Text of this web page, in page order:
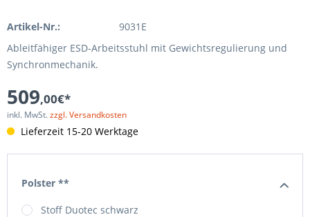
Artikel-Nr.:
9031E
Ableitfähiger ESD-Arbeitsstuhl mit Gewichtsregulierung und
Synchronmechanik.
509,00€*
inkl. MwSt.zzgl. Versandkosten
Lieferzeit 15-20 Werktage
Polster **
Stoff Duotec schwarz